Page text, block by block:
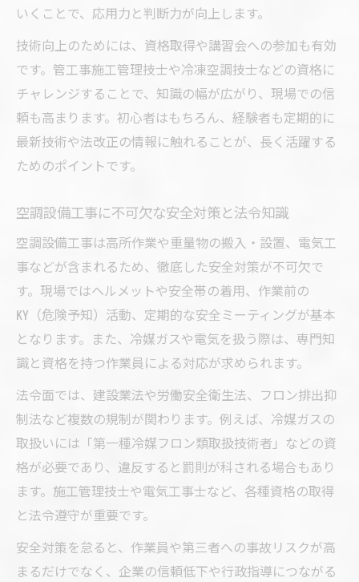
いくことで、応用力と判断力が向上します。
技術向上のためには、資格取得や講習会への参加も有効
です。管工事施工管理技士や冷凍空調技士などの資格に
チャレンジすることで、知識の幅が広がり、現場での信
頼も高まります。初心者はもちろん、経験者も定期的に
最新技術や法改正の情報に触れることが、長く活躍する
ためのポイントです。
空調設備工事に不可欠な安全対策と法令知識
空調設備工事は高所作業や重量物の搬入・設置、電気工
事などが含まれるため、徹底した安全対策が不可欠で
す。現場ではヘルメットや安全帯の着用、作業前の
KY（危険予知）活動、定期的な安全ミーティングが基本
となります。また、冷媒ガスや電気を扱う際は、専門知
識と資格を持つ作業員による対応が求められます。
法令面では、建設業法や労働安全衛生法、フロン排出抑
制法など複数の規制が関わります。例えば、冷媒ガスの
取扱いには「第一種冷媒フロン類取扱技術者」などの資
格が必要であり、違反すると罰則が科される場合もあり
ます。施工管理技士や電気工事士など、各種資格の取得
と法令遵守が重要です。
安全対策を怠ると、作業員や第三者への事故リスクが高
まるだけでなく、企業の信頼低下や行政指導につながる